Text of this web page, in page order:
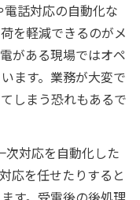
話対応の自動化な
を軽減できるのがメ
がある現場ではオペ
ます。業務が大変で
しまう恐れもあるで
次対応を自動化した
応を任せたりすると